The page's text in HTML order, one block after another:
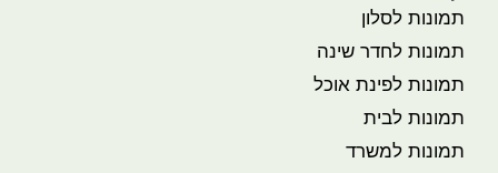
תמונות לסלון
תמונות לחדר שינה
תמונות לפינת אוכל
תמונות לבית
תמונות למשרד